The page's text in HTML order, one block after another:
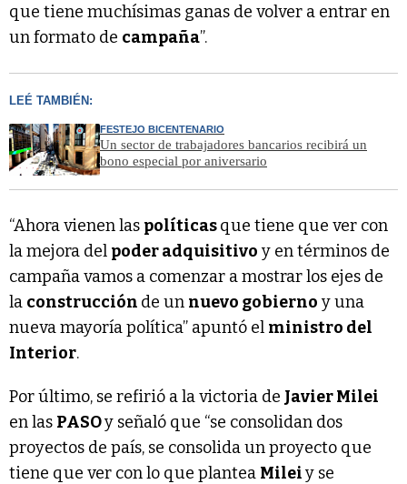
que tiene muchísimas ganas de volver a entrar en
un formato de campaña”.
LEÉ TAMBIÉN:
FESTEJO BICENTENARIO
Un sector de trabajadores bancarios recibirá un
bono especial por aniversario
“Ahora vienen las políticasque tiene que ver con
la mejora del poder adquisitivo y en términos de
campaña vamos a comenzar a mostrar los ejes de
la construcción de un nuevo gobierno y una
nueva mayoría política” apuntó el ministro del
Interior.
Por último, se refirió a la victoria de Javier Milei
en las PASOy señaló que “se consolidan dos
proyectos de país, se consolida un proyecto que
tiene que ver con lo que plantea Mileiy se